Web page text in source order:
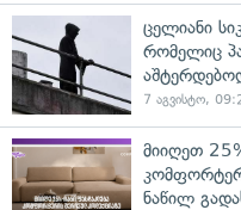
ცელიანი
რომელიც
7 აგვისტო,
მიიღეთ
ნაწილ